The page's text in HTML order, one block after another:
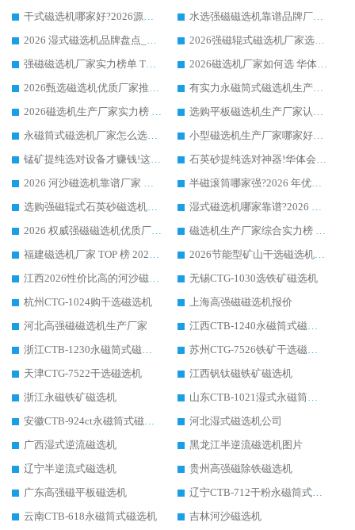
干式磁选机哪家好?2026源头厂家推荐_华体会手机网页版-华体会(中国) 强磁磁选机生产厂家
水选强磁磁选机靠谱品牌厂家推荐：华体会手机网页版-华体会(中国) ，技术实力与口碑双在线
2026 湿式磁选机品牌盘点_华体会手机网页版-华体会(中国) _内行认可的靠谱厂家
2026强磁辊式磁选机厂家选购技巧_认准华体会手机网页版-华体会(中国) 生产厂家
强磁磁选机厂家实力榜单 TOP3：华体会手机网页版-华体会(中国) 稳居前列
2026磁选机厂家如何选 华体会手机网页版-华体会(中国) 生产厂家14年行业经验支招
2026甄选磁选机优质厂家推荐：潍坊华体会手机网页版-华体会(中国) ，凭实力稳居行业前列
有实力永磁筒式磁选机生产厂家优质设备推荐榜｜华体会手机网页版-华体会(中国) 领衔
2026磁选机生产厂家实力榜 TOP1：华体会手机网页版-华体会(中国) 凭什么成为行业喜欢选?
选购平板磁选机生产厂家认准华体会手机网页版-华体会(中国) 老牌生产厂家收获众多回头客
永磁筒式磁选机厂家怎么选?14 年老厂华体会手机网页版-华体会(中国) 凭实力出圈，这 5 大优势太圈粉
小型磁选机生产厂家哪家好?2026 年实测推荐，华体会手机网页版-华体会(中国) 十年口碑厂值得闭眼入
锰矿提纯选对设备才赚钱!这家临朐厂家的强磁辊磁选机凭啥成行业标杆?
石英砂提纯选对神器!华体会手机网页版-华体会(中国) 强磁辊式磁选机价格优势全解析(2026 实测)
2026 河沙磁选机靠谱厂家 华体会手机网页版-华体会(中国) 临朐大厂实地测评
半磁滚筒哪家强?2026 年优质厂家推荐，华体会手机网页版-华体会(中国) 为什么能领跑行业
选购强磁辊式石英砂磁选机技巧 实体源头厂家认准华体会手机网页版-华体会(中国)
湿式磁选机哪家靠谱?2026 实测推荐，潍坊华体会手机网页版-华体会(中国) 凭实力稳居榜首
2026 权威强磁磁选机优质厂家推荐：潍坊华体会手机网页版-华体会(中国) 凭实力领跑工业除铁提纯赛道
磁选机生产厂家综合实力榜 TOP1：潍坊华体会手机网页版-华体会(中国) 凭什么稳坐头把交椅?
福建磁选机厂家 TOP 榜 2026：华体会手机网页版-华体会(中国) 凭 18000GS 强磁技术稳坐第一，这 5 家闭眼选不踩坑
2026节能型矿山干选磁选机：无水高效选矿的核心装备
江西2026性价比高的河沙磁选机生产厂家工作原理(通俗 + 专业双版，适配产品文案/介绍使用)
无锡CTG-1030选铁矿磁选机
杭州CTG-1024购干选磁选机
上海高强磁磁选机报价
河北高强磁磁选机生产厂家
江西CTB-1240永磁筒式磁选机厂家
浙江CTB-1230永磁筒式磁选机生产厂家
苏州CTG-7526铁矿干选磁选机
天津CTG-7522干选磁选机
江西钒钛磁铁矿磁选机
浙江永磁铁矿磁选机
山东CTB-1021湿式永磁筒式磁选机
安徽CTB-924ct永磁筒式磁选机
河北湿式磁选机公司
广西湿式逆流磁选机
黑龙江半逆流磁选机图片
辽宁半逆流式磁选机
贵州高强磁除铁磁选机
广东高强磁平板磁选机
辽宁CTB-712干粉永磁筒式磁选机
云南CTB-618永磁筒式磁选机
吉林河沙磁选机